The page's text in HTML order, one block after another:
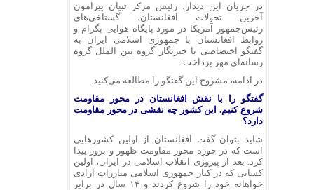
در جریان این دیدار، رئیس مرکز تبیان پیرامون
آخرین تحولات افغانستان، گستاخی‌های
رئیس‌جمهور آمریکا در مورد پایگاه هوایی بگرام و
روابط افغانستان با جمهوری اسلامی ایران به
گفتگو اختصاصی با خبرنگار گروه بین الملل گروه
رسانه‌ای مهر پرداخت.
در ادامه، مشروح این گفتگو را مطالعه می‌کنید.
گفتگو را با نقش افغانستان در محور مقاومت
شروع کنیم. این کشور چه نقشی در محور مقاومت
دارد؟
شاید بتوان گفت افغانستان از اولین کشورهایی
است که در حوزه محور مقاومت ظهور و بروز پیدا
کرد. بعد از پیروزی انقلاب اسلامی در ایران، اولین
کسانی که در کنار جمهوری اسلامی مبارزات آزادی
خواهانه خود را شروع کردند و ۱۴ سال در برابر